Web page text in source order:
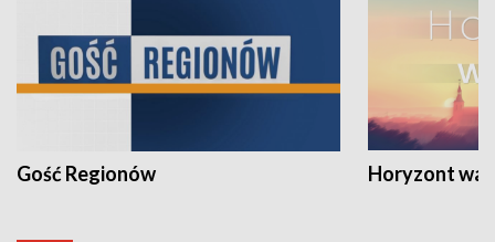
Gość Regionów Horyzont